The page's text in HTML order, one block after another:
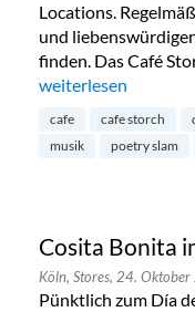
Locations.
und
finden. Das Café
„Café Storch im
weiterlesen
cafe cafe storch
musik
poetry slam
Cosita Bonita
Köln, Stores, 24.
Pünktlich zum Día